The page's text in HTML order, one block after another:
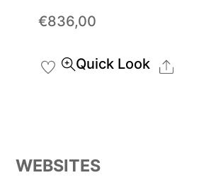
€836,00
Quick Look Share
WEBSITES